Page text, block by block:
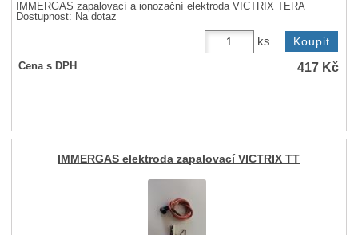
IMMERGAS zapalovací a ionozační elektroda VICTRIX TERA
Dostupnost: Na dotaz
ks
Cena s DPH 417 Kč
IMMERGAS elektroda zapalovací VICTRIX TT